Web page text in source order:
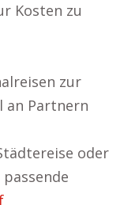
Kosten zu
zur
an Partnern
oder